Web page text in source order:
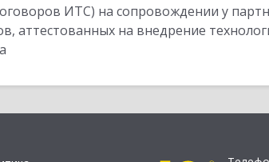
ИТС) на сопровождении у
аттестованных на внедрение